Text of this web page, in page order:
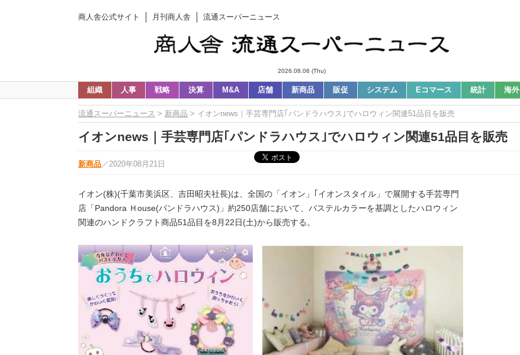
商人舎公式サイト 月刊商人舎 流通スーパーニュース
2026.08.06 (Thu)
組織 人事 戦略 決算 M&A 店舗 新商品 販促 システム Eコマース 統計 海外
流通スーパーニュース > 新商品 > イオンnews｜手芸専門店｢パンドラハウス｣でハロウィン関連51品目を販売
イオンnews｜手芸専門店｢パンドラハウス｣でハロウィン関連51品目を販売
新商品 ／ 2020年08月21日
イオン(株)(千葉市美浜区、吉田昭夫社長)は、全国の「イオン」｢イオンスタイル」で展開する手芸専門
店「Pandora Ｈouse(パンドラハウス)」約250店舗において、パステルカラーを基調としたハロウィン
関連のハンドクラフト商品51品目を8月22日(土)から販売する。